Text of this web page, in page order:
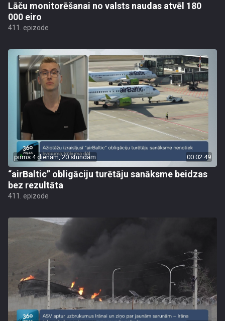
Lāču monitorēšanai no valsts naudas atvēl 180
000 eiro
411. epizode
pirms 4 dienām, 20 stundām 00:02:49
“airBaltic” obligāciju turētāju sanāksme beidzas
bez rezultāta
411. epizode